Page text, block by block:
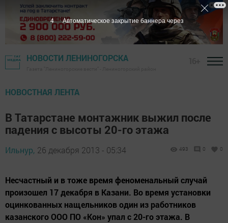
НОВОСТИ ЛЕНИНОГОРСКА
НОВОСТНАЯ ЛЕНТА
В Татарстане монтажник выжил после
падения с высоты 20-го этажа
Ильнур, 26 декабря 2013 - 05:34 493 0 0
Несчастный и в тоже время феноменальный случай
произошел 17 декабря в Казани. Во время установки
оцинкованных нащельников один из работников
казанского ООО ПО «Кон» упал с 20-го этажа. В
4 Автоматическое закрытие баннера через